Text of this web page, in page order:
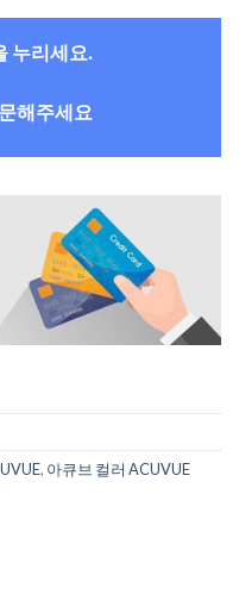
누리세요.
해주세요
, 아큐브 컬러 ACUVUE